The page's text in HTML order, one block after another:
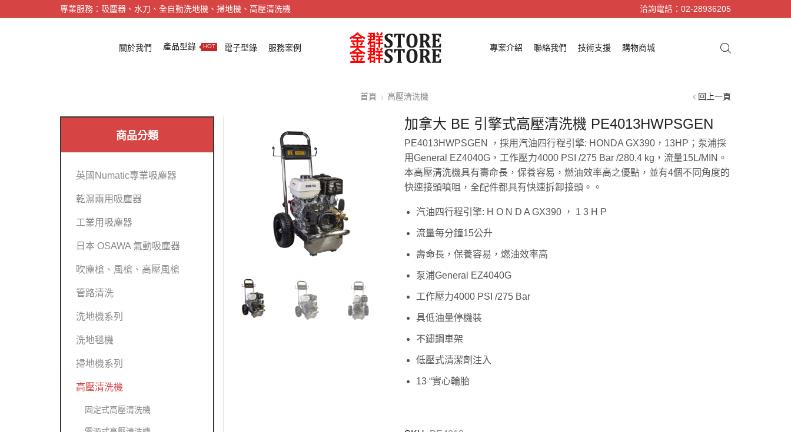
專業服務：吸塵器、水刀、全自動洗地機、掃地機、高壓清洗機 洽詢電話：02-28936205
關於我們 產品型錄 HOT 電子型錄 服務案例 專案介紹 聯絡我們 技術支援 購物商城
首頁 高壓清洗機 回上一頁
加拿大 BE 引擎式高壓清洗機 PE4013HWPSGEN
PE4013HWPSGEN ，採用汽油四行程引擎: HONDA GX390，13HP；泵浦採
用General EZ4040G，工作壓力4000 PSI /275 Bar /280.4 kg，流量15L/MIN。
本高壓清洗機具有壽命長，保養容易，燃油效率高之優點，並有4個不同角度的
快速接頭噴咀，全配件都具有快速拆卸接頭。。
汽油四行程引擎: H O N D A GX390 ， 1 3 H P
流量每分鐘15公升
壽命長，保養容易，燃油效率高
泵浦General EZ4040G
工作壓力4000 PSI /275 Bar
具低油量停機裝
不鏽鋼車架
低壓式清潔劑注入
13 “實心輪胎
商品分類
英國Numatic專業吸塵器
乾濕兩用吸塵器
工業用吸塵器
日本 OSAWA 氣動吸塵器
吹塵槍、風槍、高壓風槍
管路清洗
洗地機系列
洗地毯機
掃地機系列
高壓清洗機
固定式高壓清洗機